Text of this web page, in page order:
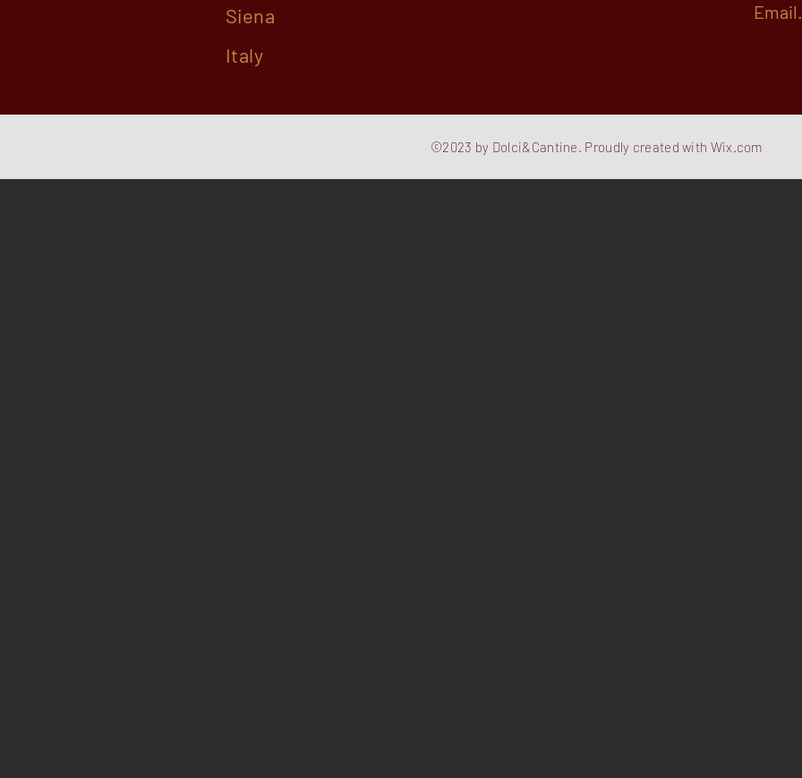
Siena
Italy
Email.
©2023 by Dolci&Cantine. Proudly created with Wix.com